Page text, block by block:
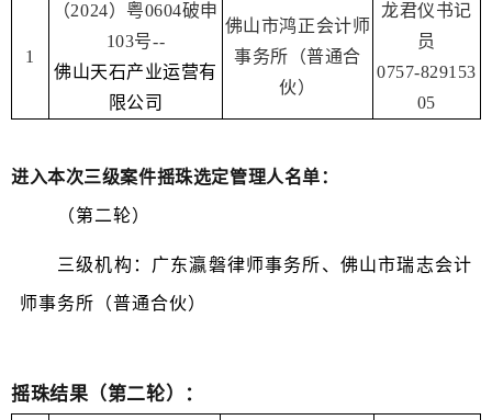
1
（2024）粤0604破申
103号--
佛山天石产业运营有
限公司
佛山市鸿正会计师
事务所（普通合
伙）
龙君仪书记
员
0757-829153
05
进入本次三级案件摇珠选定管理人名单：
（第二轮）
三级机构： 广东瀛磐律师事务所、佛山市瑞志会计
师事务所（普通合伙）
摇珠结果（第二轮）：